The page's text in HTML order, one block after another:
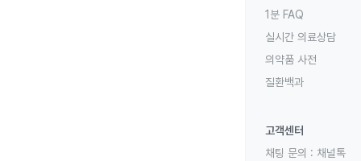
1분 FAQ
실시간 의료상담
의약품 사전
질환백과
고객센터
채팅 문의 : 채널톡